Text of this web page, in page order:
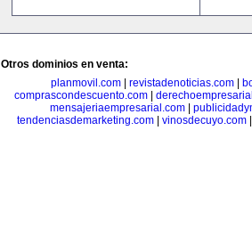
Otros dominios en venta:
planmovil.com| revistadenoticias.com|
comprascondescuento.com
mensajeriaempresarial.com|
tendenciasdemarketing.com| vinosdecuyo.com